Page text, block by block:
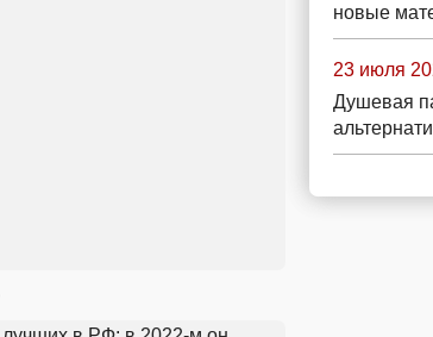
новые
23 июля
Душевая